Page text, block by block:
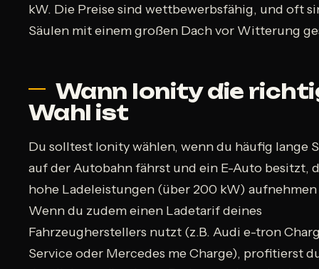
kW. Die Preise sind wettbewerbsfähig, und oft
Säulen mit einem großen Dach vor Witterung
Wann Ionity die
Wahl ist
Du solltest Ionity wählen, wenn du häufig lange
auf der Autobahn fährst und ein E-Auto besitzt,
hohe Ladeleistungen (über 200 kW) aufnehmen
Wenn du zudem einen Ladetarif deines
Fahrzeugherstellers nutzt (z.B. Audi e-tron
Service oder Mercedes me Charge), profitierst